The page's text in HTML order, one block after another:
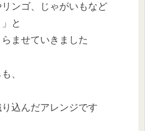
ンゴ、じゃがいもなど
と
ませていきました
、
込んだアレンジです